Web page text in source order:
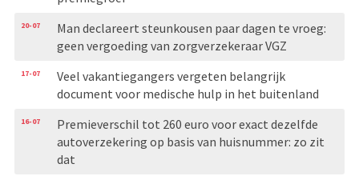
20-07
Man declareert steunkousen paar dagen te vroeg:
geen vergoeding van zorgverzekeraar VGZ
17-07
Veel vakantiegangers vergeten belangrijk
document voor medische hulp in het buitenland
16-07
Premieverschil tot 260 euro voor exact dezelfde
autoverzekering op basis van huisnummer: zo zit
dat